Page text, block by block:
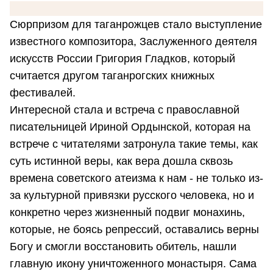
Сюрпризом для таганрожцев стало выступление
известного композитора, Заслуженного деятеля
искусств России Григория Гладков, который
считается другом таганрогских книжных
фестивалей.
Интересной стала и встреча с православной
писательницей Ириной Ордынской, которая на
встрече с читателями затронула такие темы, как
суть истинной веры, как вера дошла сквозь
времена советского атеизма к нам - не только из-
за культурной привязки русского человека, но и
конкретно через жизненный подвиг монахинь,
которые, не боясь репрессий, оставались верны
Богу и смогли восстановить обитель, нашли
главную икону уничтоженного монастыря. Сама